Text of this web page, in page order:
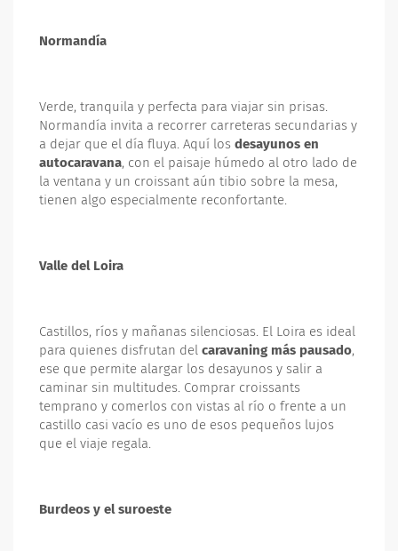
Normandía
Verde, tranquila y perfecta para viajar sin prisas.
Normandía invita a recorrer carreteras secundarias y
a dejar que el día fluya. Aquí los desayunos en
autocaravana, con el paisaje húmedo al otro lado de
la ventana y un croissant aún tibio sobre la mesa,
tienen algo especialmente reconfortante.
Valle del Loira
Castillos, ríos y mañanas silenciosas. El Loira es ideal
para quienes disfrutan del caravaning más pausado,
ese que permite alargar los desayunos y salir a
caminar sin multitudes. Comprar croissants
temprano y comerlos con vistas al río o frente a un
castillo casi vacío es uno de esos pequeños lujos
que el viaje regala.
Burdeos y el suroeste